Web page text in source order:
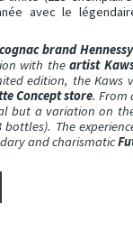
avec le
cognac brand Hennessy
with theartist
edition, the Kaws
Concept store. From
but a variation on
The
and charismatic